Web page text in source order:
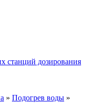
станций дозирования
» Подогрев воды »